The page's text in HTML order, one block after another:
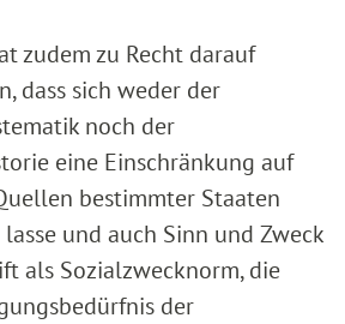
zudem zu Recht darauf
dass sich weder der
noch der
eine Einschränkung auf
bestimmter Staaten
und auch Sinn und Zweck
als Sozialzwecknorm, die
der